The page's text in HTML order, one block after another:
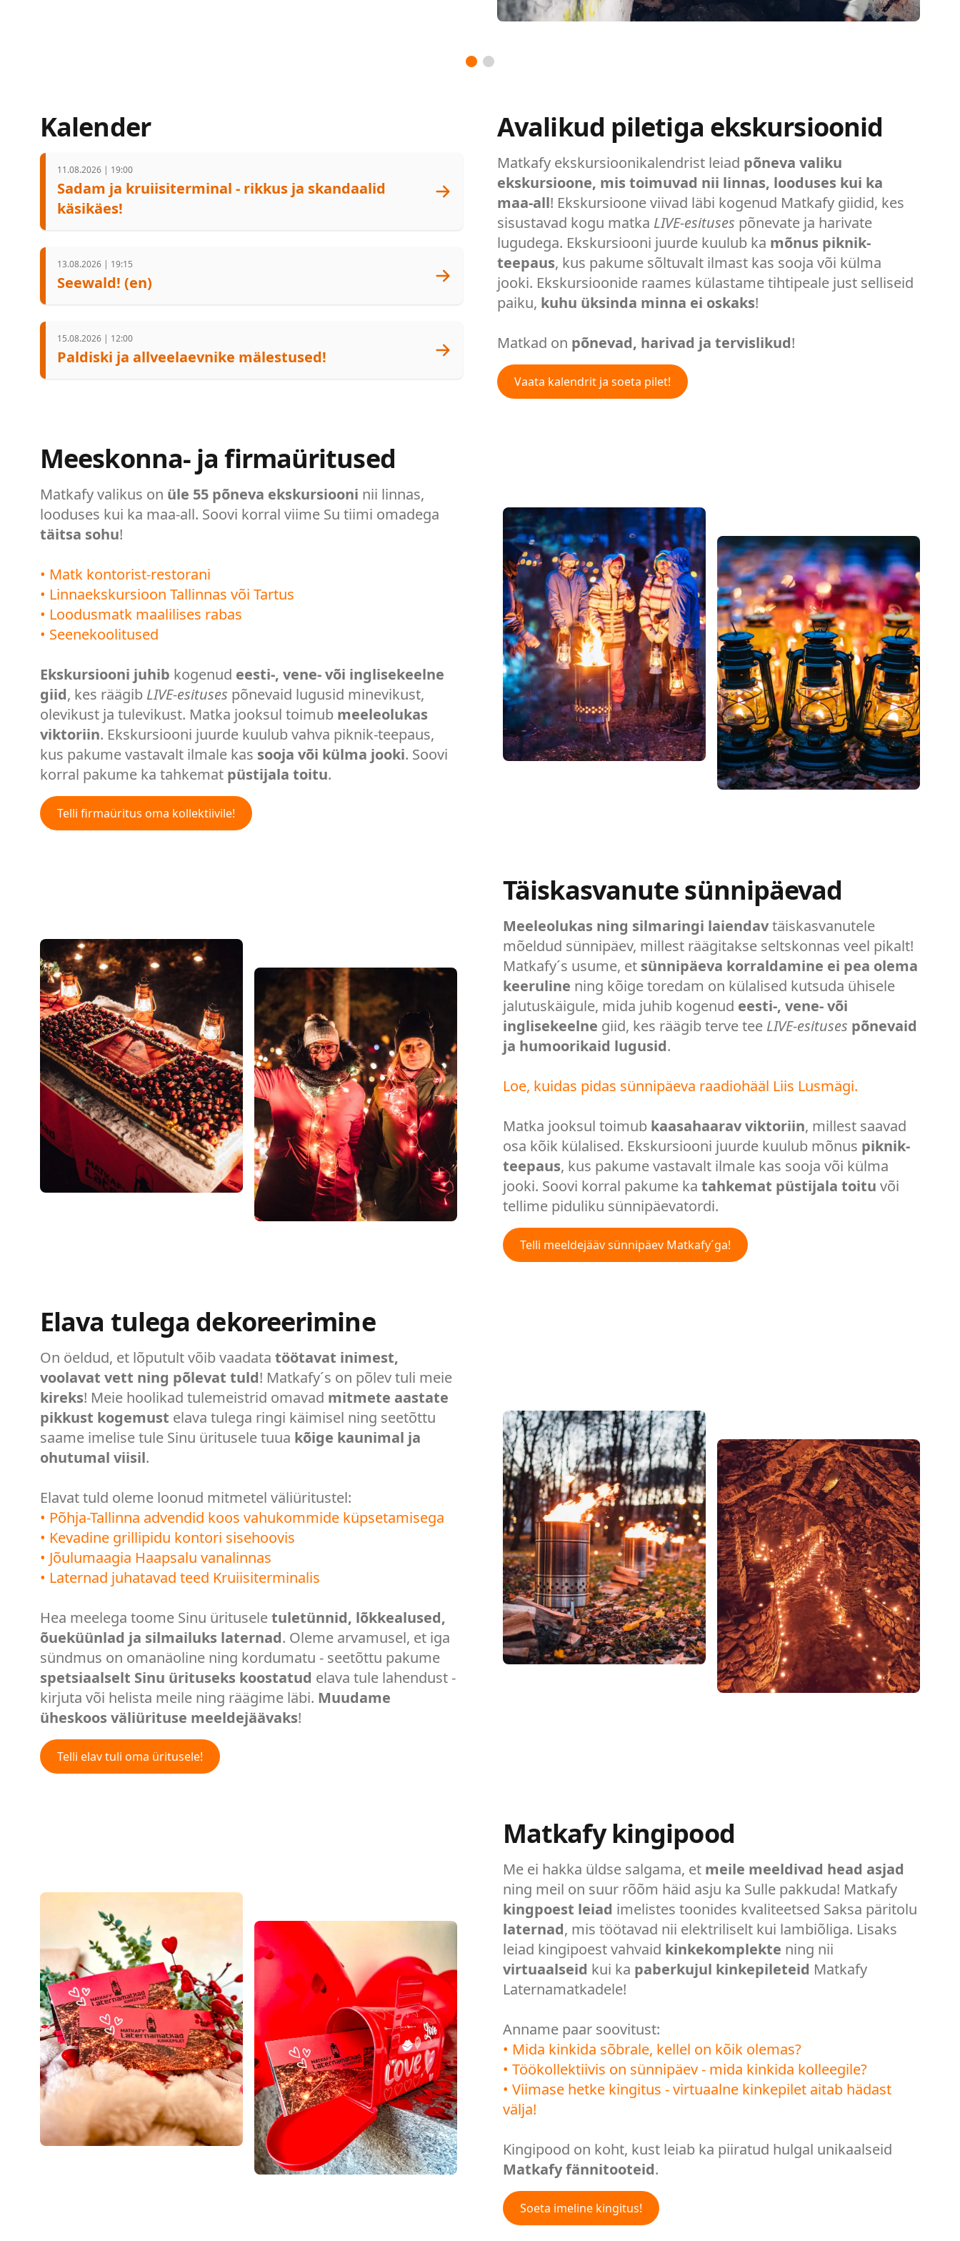
Kalender
11.08.2026 | 19:00
Sadam ja kruiisiterminal - rikkus ja skandaalid
käsikäes!
13.08.2026 | 19:15
Seewald! (en)
15.08.2026 | 12:00
Paldiski ja allveelaevnike mälestused!
Avalikud piletiga ekskursioonid
Matkafy ekskursioonikalendrist leiad põneva valiku
ekskursioone, mis toimuvad nii linnas, looduses kui ka
maa-all! Ekskursioone viivad läbi kogenud Matkafy giidid, kes
sisustavad kogu matka LIVE-esituses põnevate ja harivate
lugudega. Ekskursiooni juurde kuulub ka mõnus piknik-
teepaus, kus pakume sõltuvalt ilmast kas sooja või külma
jooki. Ekskursioonide raames külastame tihtipeale just selliseid
paiku, kuhu üksinda minna ei oskaks!
Matkad on põnevad, harivad ja tervislikud!
Vaata kalendrit ja soeta pilet!
Meeskonna- ja firmaüritused
Matkafy valikus on üle 55 põneva ekskursiooni nii linnas,
looduses kui ka maa-all. Soovi korral viime Su tiimi omadega
täitsa sohu!
• Matk kontorist-restorani
• Linnaekskursioon Tallinnas või Tartus
• Loodusmatk maalilises rabas
• Seenekoolitused
Ekskursiooni juhib kogenud eesti-, vene- või inglisekeelne
giid, kes räägib LIVE-esituses põnevaid lugusid minevikust,
olevikust ja tulevikust. Matka jooksul toimub meeleolukas
viktoriin. Ekskursiooni juurde kuulub vahva piknik-teepaus,
kus pakume vastavalt ilmale kas sooja või külma jooki. Soovi
korral pakume ka tahkemat püstijala toitu.
Telli firmaüritus oma kollektiivile!
Täiskasvanute sünnipäevad
Meeleolukas ning silmaringi laiendavtäiskasvanutele
mõeldud sünnipäev, millest räägitakse seltskonnas veel pikalt!
Matkafy´s usume, et sünnipäeva korraldamine ei pea olema
keeruline ning kõige toredam on külalised kutsuda ühisele
jalutuskäigule, mida juhib kogenud eesti-, vene- või
inglisekeelne giid, kes räägib terve tee LIVE-esituses põnevaid
ja humoorikaid lugusid.
Loe, kuidas pidas sünnipäeva raadiohääl Liis Lusmägi.
Matka jooksul toimub kaasahaarav viktoriin, millest saavad
osa kõik külalised. Ekskursiooni juurde kuulub mõnus piknik-
teepaus, kus pakume vastavalt ilmale kas sooja või külma
jooki. Soovi korral pakume ka tahkemat püstijala toitu või
tellime piduliku sünnipäevatordi.
Telli meeldejääv sünnipäev Matkafy´ga!
Elava tulega dekoreerimine
On öeldud, et lõputult võib vaadata töötavat inimest,
voolavat vett ning põlevat tuld! Matkafy´s on põlev tuli meie
kireks! Meie hoolikad tulemeistrid omavad mitmete aastate
pikkust kogemust elava tulega ringi käimisel ning seetõttu
saame imelise tule Sinu üritusele tuua kõige kaunimal ja
ohutumal viisil.
Elavat tuld oleme loonud mitmetel väliüritustel:
• Põhja-Tallinna advendid koos vahukommide küpsetamisega
• Kevadine grillipidu kontori sisehoovis
• Jõulumaagia Haapsalu vanalinnas
• Laternad juhatavad teed Kruiisiterminalis
Hea meelega toome Sinu ürituseletuletünnid, lõkkealused,
õueküünlad ja silmailuks laternad. Oleme arvamusel, et iga
sündmus on omanäoline ning kordumatu - seetõttu pakume
spetsiaalselt Sinu ürituseks koostatud elava tule lahendust -
kirjuta või helista meile ning räägime läbi. Muudame
üheskoos väliürituse meeldejäävaks!
Telli elav tuli oma üritusele!
Matkafy kingipood
Me ei hakka üldse salgama, et meile meeldivad head asjad
ning meil on suur rõõm häid asju ka Sulle pakkuda! Matkafy
kingpoest leiad imelistes toonides kvaliteetsed Saksa päritolu
laternad, mis töötavad nii elektriliselt kui lambiõliga. Lisaks
leiad kingipoest vahvaid kinkekomplekte ning nii
virtuaalseid kui ka paberkujul kinkepileteid Matkafy
Laternamatkadele!
Anname paar soovitust:
• Mida kinkida sõbrale, kellel on kõik olemas?
• Töökollektiivis on sünnipäev - mida kinkida kolleegile?
• Viimase hetke kingitus - virtuaalne kinkepilet aitab hädast
välja!
Kingipood on koht, kust leiab ka piiratud hulgal unikaalseid
Matkafy fännitooteid.
Soeta imeline kingitus!